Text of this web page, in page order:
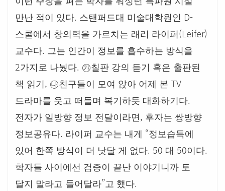
만난 적이 있다. 스탠퍼드대 미술대학원인 D-
스쿨에서 창의력을 가르치는 래리 라이퍼 (Leifer)
교수다. 그는 인간이 정보를 흡수하는 방식을
2가지로 나눴다. ㉮칠판 강의 듣기 혹은 출판된
책 읽기 , ㉯친구들이 모여 앉아 어제 본 TV
드라마를 웃고 떠들며 복기하듯 대화하기다.
전자가 일방향 정보 전달이라면, 후자는 쌍방향
정보공유다. 라이퍼 교수는 내게 “정보습득에
있어 한쪽 방식이 더 낫달 게 없다. 50 대 50이다.
학자들 사이에선 검증이 끝난 이야기니까 토
달지 말라고 들어달라”고 했다.